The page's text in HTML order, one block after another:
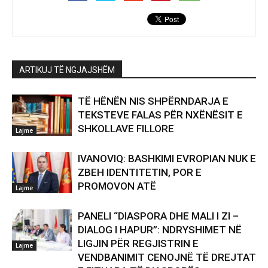
ARTIKUJ TË NGJAJSHËM
Lajme
TË HËNËN NIS SHPËRNDARJA E
TEKSTEVE FALAS PËR NXËNËSIT E
SHKOLLAVE FILLORE
Lajme
IVANOVIQ: BASHKIMI EVROPIAN NUK E
ZBEH IDENTITETIN, POR E
PROMOVON ATË
Lajme
PANELI “DIASPORA DHE MALI I ZI –
DIALOG I HAPUR”: NDRYSHIMET NË
LIGJIN PËR REGJISTRIN E
VENDBANIMIT CENOJNË TË DREJTAT